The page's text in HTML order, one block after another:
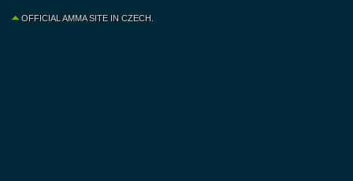
OFFICIAL AMMA SITE IN CZECH.